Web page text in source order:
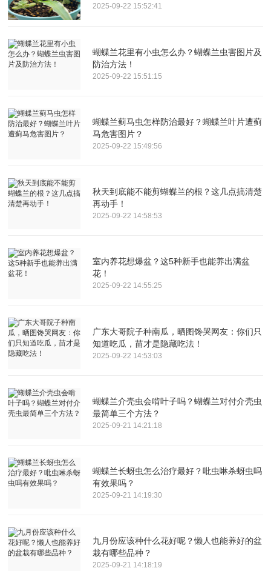
2025-09-22 15:52:41
蝴蝶兰花里有小虫怎么办？蝴蝶兰虫害图片及
防治方法！
2025-09-22 15:51:15
蝴蝶兰蓟马虫怎样防治最好？蝴蝶兰叶片遭蓟
马危害图片？
2025-09-22 15:49:56
秋天到底能不能剪蝴蝶兰的根？这几点搞清楚
再动手！
2025-09-22 14:58:53
室内养花想爆盆？这5种新手也能养出满盆
花！
2025-09-22 14:55:25
广东大哥院子种南瓜，晒图馋哭网友：你们只
知道吃瓜，苗才是隐藏吃法！
2025-09-22 14:53:03
蝴蝶兰介壳虫会啃叶子吗？蝴蝶兰对付介壳虫
最简单三个方法？
2025-09-21 14:21:18
蝴蝶兰长蚜虫怎么治疗最好？吡虫啉杀蚜虫吗
有效果吗？
2025-09-21 14:19:30
九月份应该种什么花好呢？懒人也能养好的盆
栽有哪些品种？
2025-09-21 14:18:19